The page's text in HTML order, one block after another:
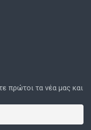
πρώτοι τα νέα μας και